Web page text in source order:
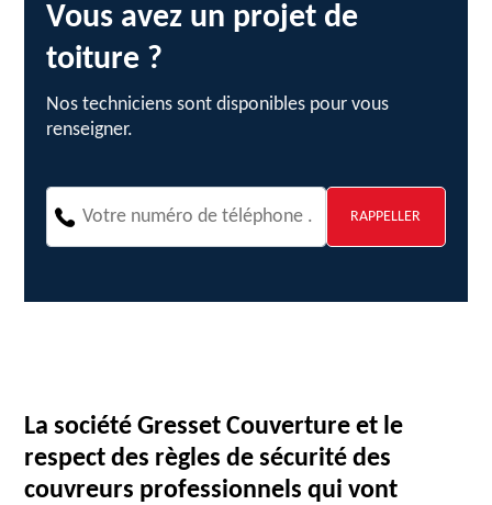
Vous avez un projet de
toiture ?
Nos techniciens sont disponibles pour vous
renseigner.
La société Gresset Couverture et le
respect des règles de sécurité des
couvreurs professionnels qui vont